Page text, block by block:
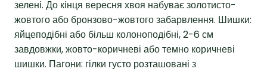
зелені. До кінця вересня хвоя набуває золотисто-
жовтого або бронзово-жовтого забарвлення. Шишки:
яйцеподібні або більш колоноподібні, 2-6 см
завдовжки, жовто-коричневі або темно коричневі
шишки. Пагони: гілки густо розташовані з